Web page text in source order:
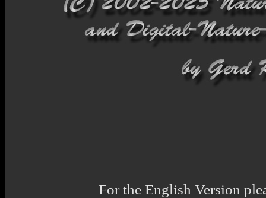
For the English Version